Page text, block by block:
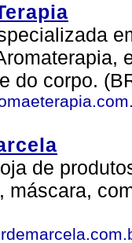
do corpo.
de
máscara,